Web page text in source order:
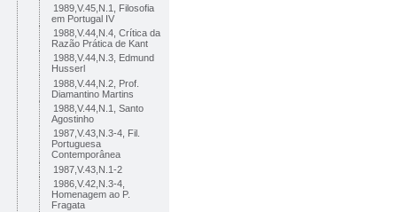
1989,V.45,N.1, Filosofia
em Portugal IV
1988,V.44,N.4, Crítica da
Razão Prática de Kant
1988,V.44,N.3, Edmund
Husserl
1988,V.44,N.2, Prof.
Diamantino Martins
1988,V.44,N.1, Santo
Agostinho
1987,V.43,N.3-4, Fil.
Portuguesa
Contemporânea
1987,V.43,N.1-2
1986,V.42,N.3-4,
Homenagem ao P.
Fragata